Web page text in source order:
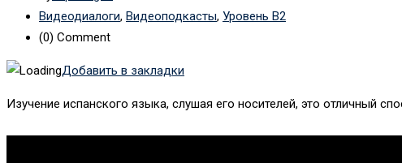
Видеодиалоги, Видеоподкасты, Уровень B2
(0) Comment
Добавить в закладки
Изучение испанского языка, слушая его носителей, это отличный